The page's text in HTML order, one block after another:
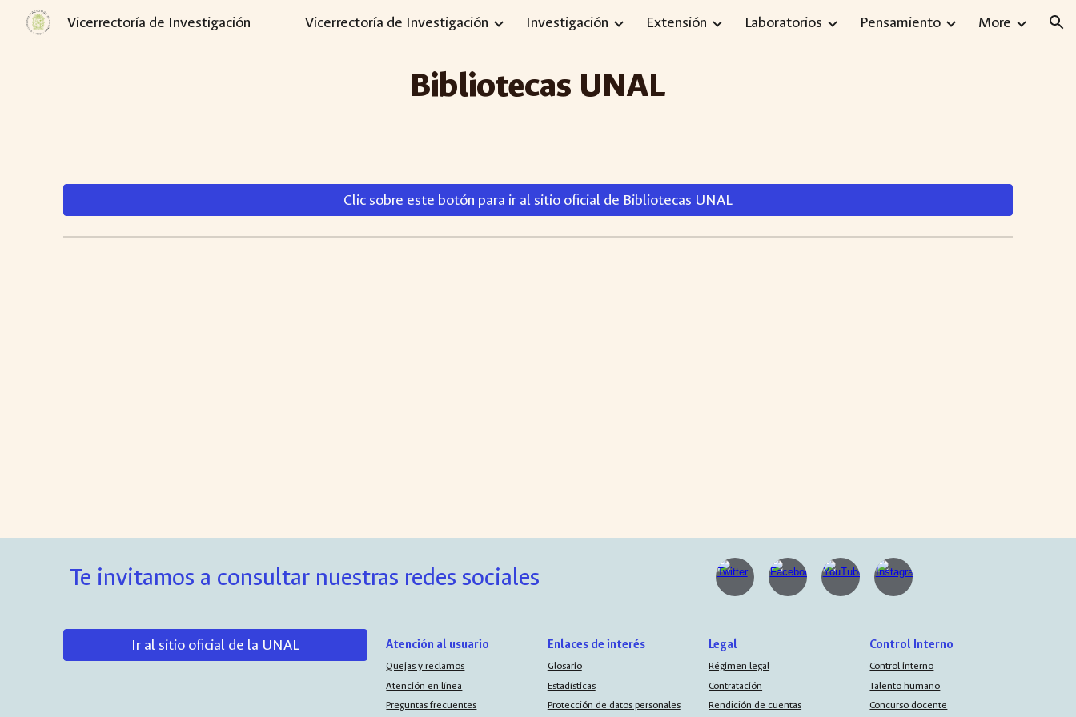
Skip to main content Skip to navigation
Vicerrectoría de Investigación Vicerrectoría de Investigación Investigación Extensión Laboratorios Pensamiento More
Bibliotecas UNAL
Clic sobre este botón para ir al sitio oficial de Bibliotecas UNAL
Te invitamos a consultar nuestras redes sociales
Ir al sitio oficial de la UNAL Atención al usuario
Quejas y reclamos
Atención en línea
Preguntas frecuentes
Enlaces de interés
Glosario
Estadísticas
Protección de datos personales
Legal
Régimen legal
Contratación
Rendición de cuentas
Control Interno
Control interno
Talento humano
Concurso docente